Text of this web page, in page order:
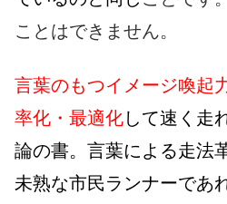
ことはできません。
言葉のもつイメージ喚起
率化・最適化して速く走
論の書。言葉による走法
未熟な市民ランナーであ